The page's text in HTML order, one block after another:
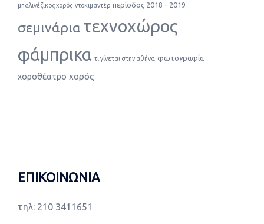
μπαλινέζικος χορός ντοκιμαντέρ περίοδος 2018 - 2019
σεμινάρια τεχνοχώρος
φάμπρικα τι γίνεται στην αθήνα φωτογραφία
χοροθέατρο χορός
ΕΠΙΚΟΙΝΩΝΙΑ
τηλ: 210 3411651